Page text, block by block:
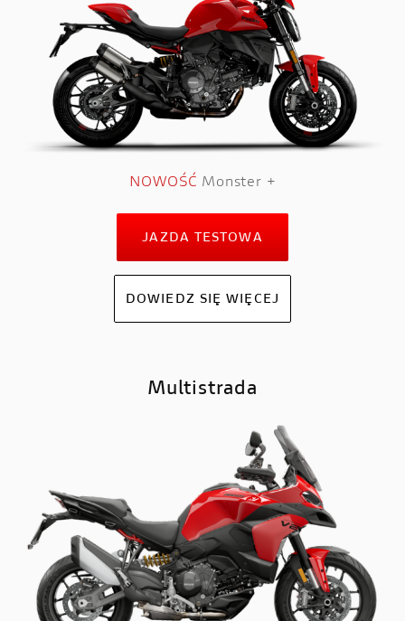
NOWOŚĆ Monster +
JAZDA TESTOWA
DOWIEDZ SIĘ WIĘCEJ
Multistrada